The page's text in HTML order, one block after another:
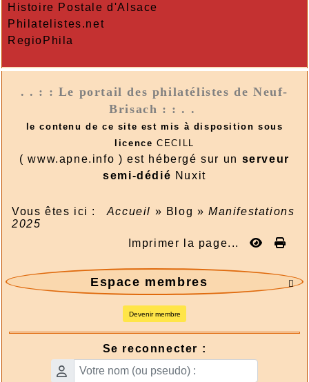
Histoire Postale d'Alsace
Philatelistes.net
RegioPhila
. . : : Le portail des philatélistes de Neuf-
Brisach : : . .
le contenu de ce site est mis à disposition sous
licence CECILL
( www.apne.info ) est hébergé sur un serveur
semi-dédié Nuxit
Vous êtes ici : Accueil » Blog »Manifestations
2025
Imprimer la page...

Espace membres
Devenir membre
Se reconnecter :